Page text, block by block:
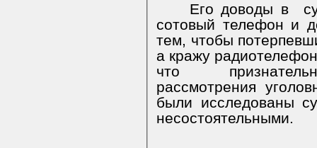
Его доводы в
сотовый телефон и
тем, чтобы
а кражу
что
рассмотрения
были исследованы
несостоятельными.